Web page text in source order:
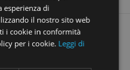
annunci anche su:
esperienza di
il nostro sito web
i cookie in conformità
per i cookie. Leggi di